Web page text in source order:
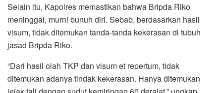
Selain itu, Kapolres memastikan bahwa Bripda Riko
meninggal, murni bunuh diri. Sebab, berdasarkan hasil
visum, tidak ditemukan tanda-tanda kekerasan di tubuh
jasad Bripda Riko.
“Dari hasil olah TKP dan visum et repertum, tidak
ditemukan adanya tindak kekerasan. Hanya ditemukan